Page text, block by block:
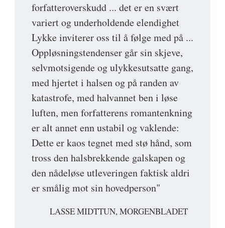
forfatteroverskudd ... det er en svært
variert og underholdende elendighet
Lykke inviterer oss til å følge med på ...
Oppløsningstendenser går sin skjeve,
selvmotsigende og ulykkesutsatte gang,
med hjertet i halsen og på randen av
katastrofe, med halvannet ben i løse
luften, men forfatterens romantenkning
er alt annet enn ustabil og vaklende:
Dette er kaos tegnet med stø hånd, som
tross den halsbrekkende galskapen og
den nådeløse utleveringen faktisk aldri
er smålig mot sin hovedperson"
LASSE MIDTTUN, MORGENBLADET